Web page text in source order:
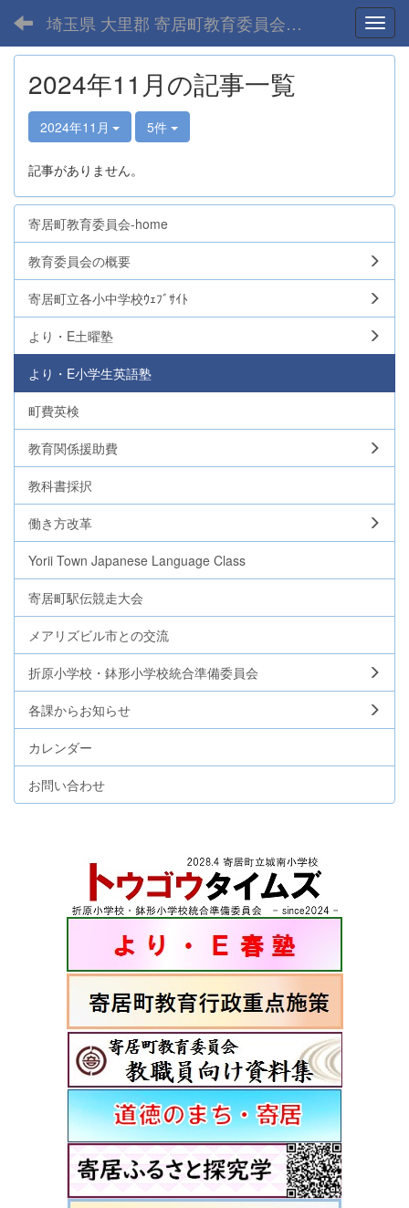
埼玉県 大里郡 寄居町教育委員会-home
2024年11月の記事一覧
2024年11月 5件
記事がありません。
寄居町教育委員会-home
教育委員会の概要
寄居町立各小中学校ｳｪﾌﾞｻｲﾄ
より・E土曜塾
より・E小学生英語塾
町費英検
教育関係援助費
教科書採択
働き方改革
Yorii Town Japanese Language Class
寄居町駅伝競走大会
メアリズビル市との交流
折原小学校・鉢形小学校統合準備委員会
各課からお知らせ
カレンダー
お問い合わせ